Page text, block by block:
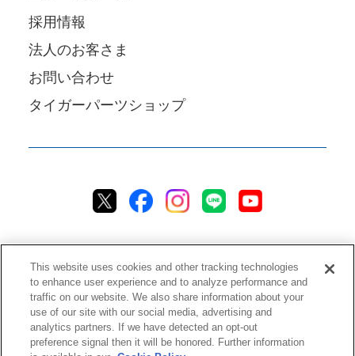
採用情報
法人のお客さま
お問い合わせ
タイガーパーツショップ
プライバシーポリシー クッキーポリシー
アクセシビリティ
ご利用規約
情報セキュリティ方針
ソーシャルメディア利用方針
This website uses cookies and other tracking technologies
to enhance user experience and to analyze performance and
traffic on our website. We also share information about your
use of our site with our social media, advertising and
analytics partners. If we have detected an opt-out
preference signal then it will be honored. Further information